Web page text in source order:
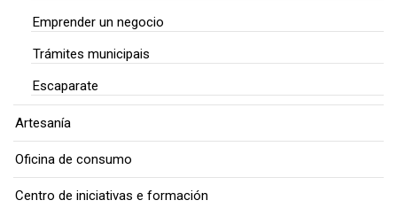
Emprender un negocio
Trámites municipais
Escaparate
Artesanía
Oficina de consumo
Centro de iniciativas e formación